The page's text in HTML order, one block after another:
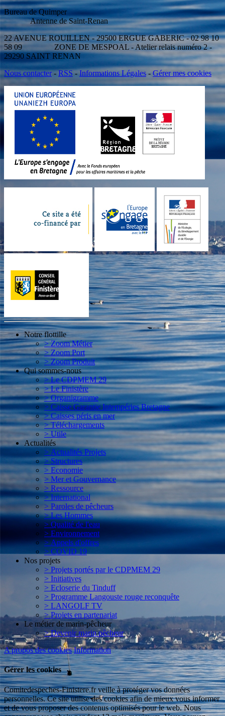
Bureau de Quimper
Antenne de Saint-Renan
22 AVENUE ROUILLEN - 29500 ERGUE GABERIC - 02 98 10
58 09 ZONE DE MESPOAL - Atelier relais numéro 2 -
29290 SAINT RENAN
Nous contacter-RSS-Informations Légales -Gérer mes cookies
Notre flottille
> Zoom Métier
> Zoom Port
> Zoom Produit
Qui sommes-nous
> Le CDPMEM 29
> Le Finistère
> Organigramme
> Caisse Garantie Intempéries Bretagne
> Caisses péris en mer
> Téléchargements
> Utile
Actualités
> Actualités Projets
> Structures
> Economie
> Mer et Gouvernance
> Ressource
> International
> Paroles de pêcheurs
> Les Hommes
> Qualité de l'eau
> Environnement
> Appels d'offres
> COVID 19
Nos projets
> Projets portés par le CDPMEM 29
> Initiatives
> Ecloserie du Tinduff
> Programme Langouste rouge reconquête
> LANGOLF TV
> Projets en partenariat
Le métier de marin-pêcheur
> Devenir marin pêcheur
A propos des cookies Information
Gérer les cookies
Comitedespeches-Finistere.fr veille à protéger vos données
personnelles. Ce site utilise des cookies afin de mieux vous informer
et de vous proposer des contenus optimisés pour le web. Nous